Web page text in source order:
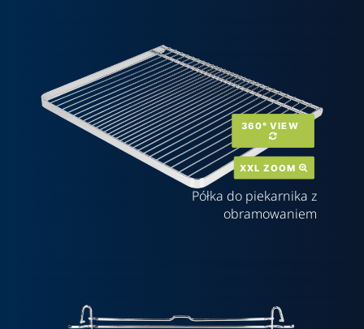
XXL ZOOM
Półka do piekarnika z
obramowaniem